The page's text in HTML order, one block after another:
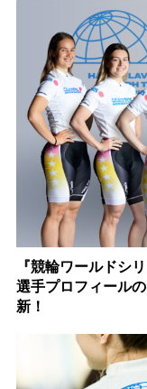
『競輪ワールドシ
選手プロフィール
新！